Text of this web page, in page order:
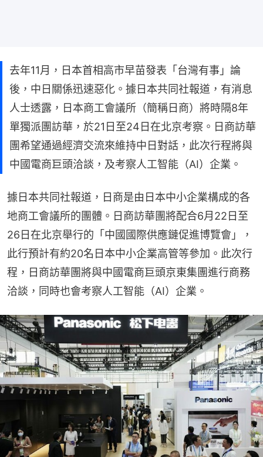
去年11月，日本首相高市早苗發表「台灣有事」論
後，中日關係迅速惡化。據日本共同社報道，有消息
人士透露，日本商工會議所（簡稱日商）將時隔8年
單獨派團訪華，於21日至24日在北京考察。日商訪華
團希望通過經濟交流來維持中日對話，此次行程將與
中國電商巨頭洽談，及考察人工智能（AI）企業。
據日本共同社報道，日商是由日本中小企業構成的各
地商工會議所的團體。日商訪華團將配合6月22日至
26日在北京舉行的「中國國際供應鏈促進博覽會」，
此行預計有約20名日本中小企業高管等參加。此次行
程，日商訪華團將與中國電商巨頭京東集團進行商務
洽談，同時也會考察人工智能（AI）企業。